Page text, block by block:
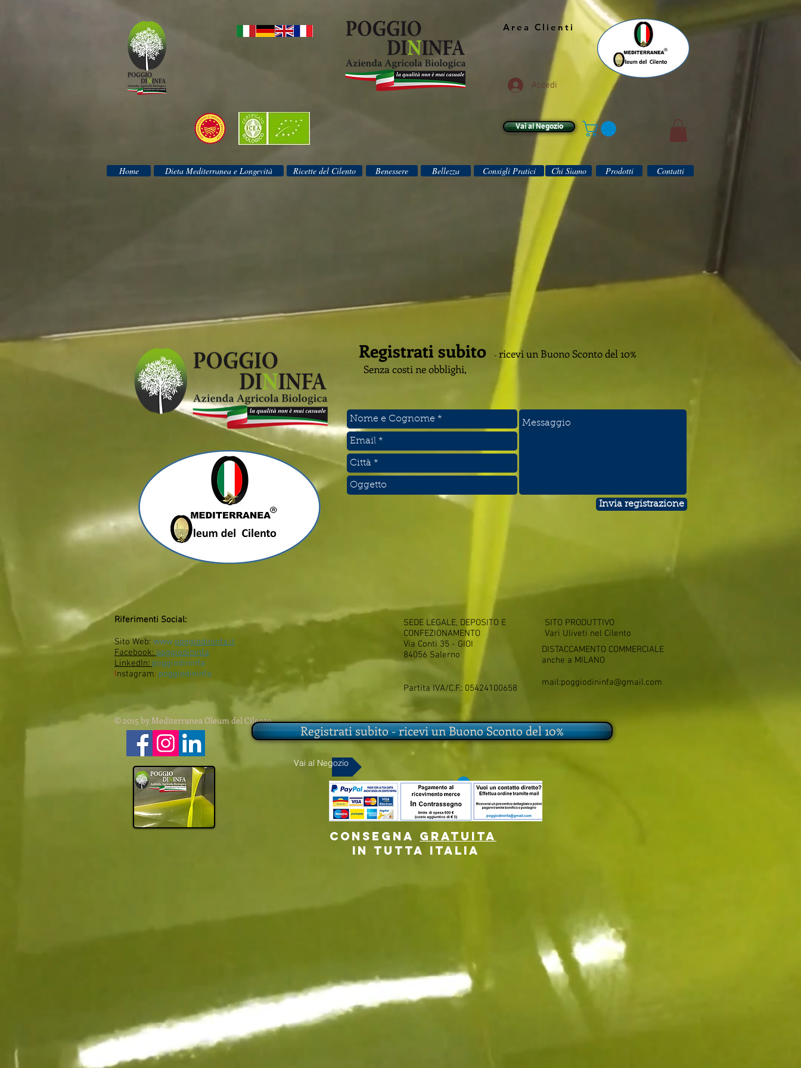
Accedi
Area Clienti
Vai al Negozio
Home Dieta Mediterranea e Longevità Ricette del Cilento Benessere Bellezza Consigli Pratici Chi Siamo Prodotti Contatti
Registrati subito - ricevi un Buono Sconto del 10%
Senza costi ne obblighi,
Invia registrazione
Riferimenti Social:
Sito Web: www.poggiodininfa.it
Facebook: poggiodininfa
LinkedIn: poggiodininfa
Instagram: poggiodininfa
SITO PRODUTTIVO
Vari Uliveti nel Cilento
SEDE LEGALE, DEPOSITO E
CONFEZIONAMENTO
Via Conti 35 - GIOI
84056 Salerno
Partita IVA/C.F.: 05424100658
DISTACCAMENTO COMMERCIALE
anche a MILANO
mail:poggiodininfa@gmail.com
© 2015 by Mediterranea Oleum del Cilento
Registrati subito - ricevi un Buono Sconto del 10%
Vai al Negozio
Consegna GRATUITA
in tutta Italia